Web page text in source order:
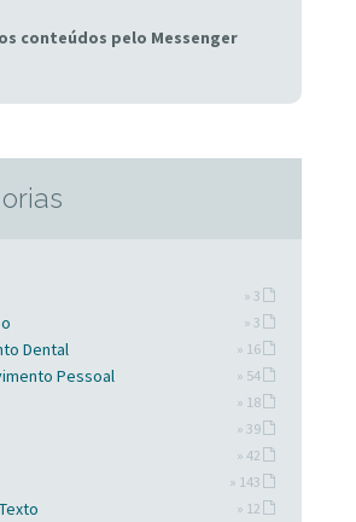
conteúdos pelo Messenger
» 3
» 3
Dental » 16
Pessoal » 54
» 18
» 39
» 42
» 143
» 12